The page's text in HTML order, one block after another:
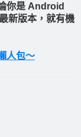
你是 Android
新版本，就有機
人包～